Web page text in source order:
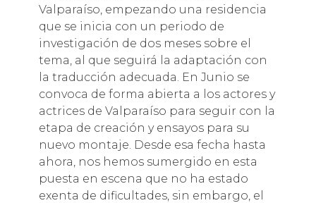
Valparaíso, empezando una residencia
que se inicia con un periodo de
investigación de dos meses sobre el
tema, al que seguirá la adaptación con
la traducción adecuada. En Junio se
convoca de forma abierta a los actores y
actrices de Valparaíso para seguir con la
etapa de creación y ensayos para su
nuevo montaje. Desde esa fecha hasta
ahora, nos hemos sumergido en esta
puesta en escena que no ha estado
exenta de dificultades, sin embargo, el